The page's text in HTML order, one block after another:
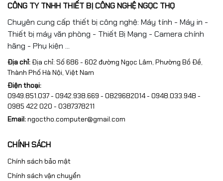
CÔNG TY TNHH THIẾT BỊ CÔNG NGHỆ NGỌC THỌ
Chuyên cung cấp thiết bị công nghệ: Máy tính - Máy in -
Thiết bị máy văn phòng - Thiết Bị Mạng - Camera chính
hãng - Phụ kiện ...
Địa chỉ:Địa chỉ: Số 686 - 602 đường Ngọc Lâm, Phường Bồ Đề,
Thành Phố Hà Nội, Việt Nam
Điện thoại:
0949.851.037 - 0942.938.669 - 0829682014 - 0948.033.948 -
0985 422 020 - 0387378211
Email:ngoctho.computer@gmail.com
CHÍNH SÁCH
Chính sách bảo mật
Chính sách vận chuyển